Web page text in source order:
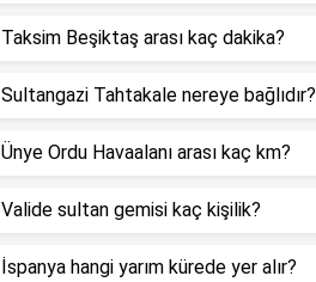
Taksim Beşiktaş arası kaç dakika?
Sultangazi Tahtakale nereye bağlıdır?
Ünye Ordu Havaalanı arası kaç km?
Valide sultan gemisi kaç kişilik?
İspanya hangi yarım kürede yer alır?